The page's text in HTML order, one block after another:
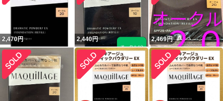
2,470円 2,440円 2,469円